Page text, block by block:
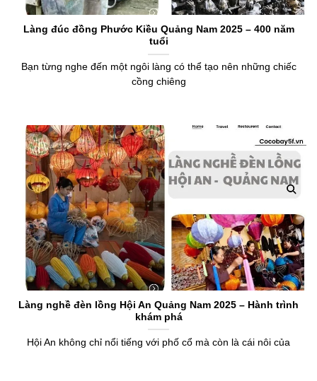
Làng đúc đồng Phước Kiều Quảng Nam 2025 – 400 năm
tuổi
Bạn từng nghe đến một ngôi làng có thể tạo nên những chiếc
cồng chiêng
Làng nghề đèn lồng Hội An Quảng Nam 2025 – Hành trình
khám phá
Hội An không chỉ nổi tiếng với phố cổ mà còn là cái nôi của